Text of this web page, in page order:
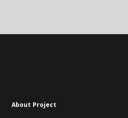
About Project